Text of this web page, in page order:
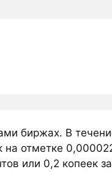
биржах. В
на отметке
или 0,2 копеек за